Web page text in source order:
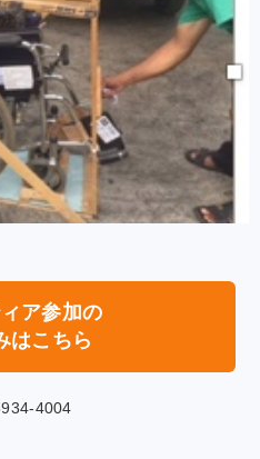
ア参加の
はこちら